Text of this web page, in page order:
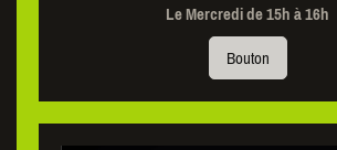
Le Mercredi de 15h à 16h
Bouton